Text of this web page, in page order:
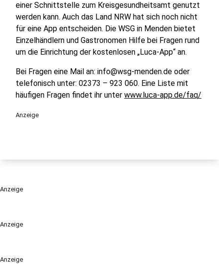
Anzeige
Anzeige
einer Schnittstelle zum Kreisgesundheitsamt genutzt
werden kann. Auch das Land NRW hat sich noch nicht
für eine App entscheiden. Die WSG in Menden bietet
Einzelhändlern und Gastronomen Hilfe bei Fragen rund
um die Einrichtung der kostenlosen „Luca-App“ an.
Bei Fragen eine Mail an: info@wsg-menden.de oder
telefonisch unter: 02373 – 923 060. Eine Liste mit
häufigen Fragen findet ihr unter www.luca-app.de/faq/
Anzeige
Anzeige